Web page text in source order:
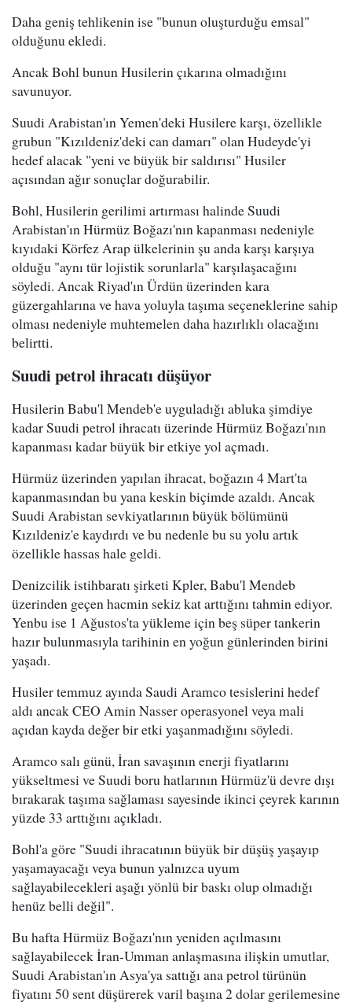
Daha geniş tehlikenin ise "bunun oluşturduğu emsal"
olduğunu ekledi.
Ancak Bohl bunun Husilerin çıkarına olmadığını
savunuyor.
Suudi Arabistan'ın Yemen'deki Husilere karşı, özellikle
grubun "Kızıldeniz'deki can damarı" olan Hudeyde'yi
hedef alacak "yeni ve büyük bir saldırısı" Husiler
açısından ağır sonuçlar doğurabilir.
Bohl, Husilerin gerilimi artırması halinde Suudi
Arabistan'ın Hürmüz Boğazı'nın kapanması nedeniyle
kıyıdaki Körfez Arap ülkelerinin şu anda karşı karşıya
olduğu "aynı tür lojistik sorunlarla" karşılaşacağını
söyledi. Ancak Riyad'ın Ürdün üzerinden kara
güzergahlarına ve hava yoluyla taşıma seçeneklerine sahip
olması nedeniyle muhtemelen daha hazırlıklı olacağını
belirtti.
Suudi petrol ihracatı düşüyor
Husilerin Babu'l Mendeb'e uyguladığı abluka şimdiye
kadar Suudi petrol ihracatı üzerinde Hürmüz Boğazı'nın
kapanması kadar büyük bir etkiye yol açmadı.
Hürmüz üzerinden yapılan ihracat, boğazın 4 Mart'ta
kapanmasından bu yana keskin biçimde azaldı. Ancak
Suudi Arabistan sevkiyatlarının büyük bölümünü
Kızıldeniz'e kaydırdı ve bu nedenle bu su yolu artık
özellikle hassas hale geldi.
Denizcilik istihbaratı şirketi Kpler, Babu'l Mendeb
üzerinden geçen hacmin sekiz kat arttığını tahmin ediyor.
Yenbu ise 1 Ağustos'ta yükleme için beş süper tankerin
hazır bulunmasıyla tarihinin en yoğun günlerinden birini
yaşadı.
Husiler temmuz ayında Saudi Aramco tesislerini hedef
aldı ancak CEO Amin Nasser operasyonel veya mali
açıdan kayda değer bir etki yaşanmadığını söyledi.
Aramco salı günü, İran savaşının enerji fiyatlarını
yükseltmesi ve Suudi boru hatlarının Hürmüz'ü devre dışı
bırakarak taşıma sağlaması sayesinde ikinci çeyrek karının
yüzde 33 arttığını açıkladı.
Bohl'a göre "Suudi ihracatının büyük bir düşüş yaşayıp
yaşamayacağı veya bunun yalnızca uyum
sağlayabilecekleri aşağı yönlü bir baskı olup olmadığı
henüz belli değil".
Bu hafta Hürmüz Boğazı'nın yeniden açılmasını
sağlayabilecek İran-Umman anlaşmasına ilişkin umutlar,
Suudi Arabistan'ın Asya'ya sattığı ana petrol türünün
fiyatını 50 sent düşürerek varil başına 2 dolar gerilemesine